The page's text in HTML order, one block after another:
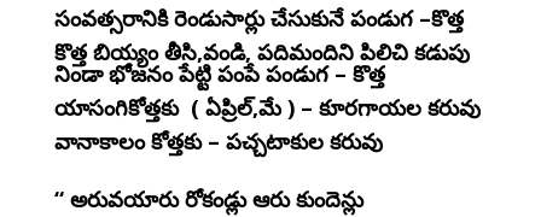
సంవత్సరానికి రెండుసార్లు చేసుకునే పండుగ –కొత్త
కొత్త బియ్యం తీసి,వండి, పదిమందిని పిలిచి కడుపు
నిండా భోజనం పేట్టి పంపే పండుగ – కొత్త
యాసంగికోత్తకు ( ఏప్రిల్,మే ) – కూరగాయల కరువు
వానాకాలం కోత్తకు – పచ్చటాకుల కరువు
“ అరువయారు రోకండ్లు ఆరు కుందెన్లు